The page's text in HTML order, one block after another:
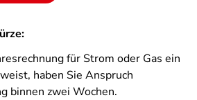
für Strom oder Gas ein
haben Sie Anspruch
binnen zwei Wochen.